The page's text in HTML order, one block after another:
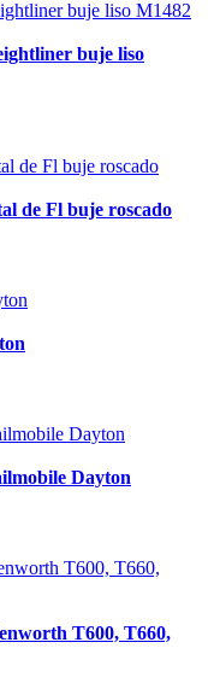
buje liso
de Fl buje roscado
Dayton
T600, T660,